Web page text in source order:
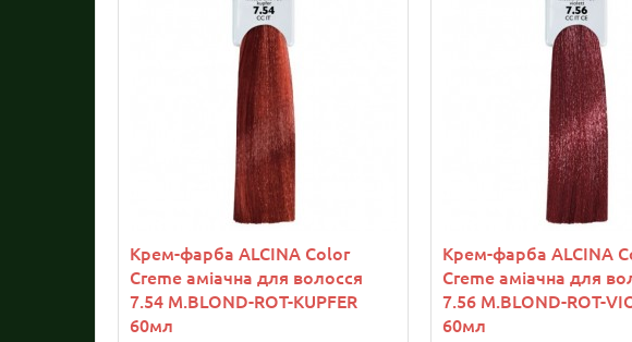
Крем-фарба ALCINA Color
Creme аміачна для волосся
7.54 M.BLOND-ROT-KUPFER
60мл
Крем-фарба ALCINA
Creme аміачна для
7.56 M.BLOND-ROT-
60мл